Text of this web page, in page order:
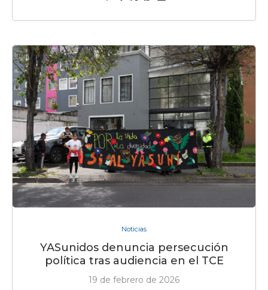
Noticias
YASunidos denuncia persecución
política tras audiencia en el TCE
19 de febrero de 2026